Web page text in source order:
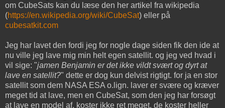
om CubeSats kan du læse den her artikel fra wikipedia
(https://en.wikipedia.org/wiki/CubeSat) eller på
cubesatkit.com
Jeg har lavet den fordi jeg for nogle dage siden fik den ide at
nu ville jeg lave mig min helt egen satellit. og jeg ved hvad i
vil sige: "jamen Benjamin er det ikke vildt svært og dyrt at
lave en satellit?" dette er dog kun delvist rigtigt. for ja en stor
satellit som dem NASA ESA o.lign. laver er svære og kræver
meget tid at lave, men en CubeSat, som den jeg har forsøgt
at lave en model af, koster ikke ret meget. de koster heller